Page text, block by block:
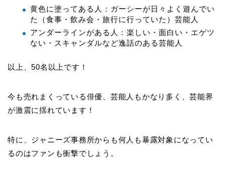
黄色に塗ってある人：ガーシーが日々よく遊んでい
た（食事・飲み会・旅行に行っていた）芸能人
アンダーラインがある人：楽しい・面白い・エゲツ
ない・スキャンダルなど逸話のある芸能人
以上、50名以上です！
今も売れまくっている俳優、芸能人もかなり多く、芸能界
が激震に揺れています！
特に、ジャニーズ事務所からも何人も暴露対象になってい
るのはファンも衝撃でしょう。